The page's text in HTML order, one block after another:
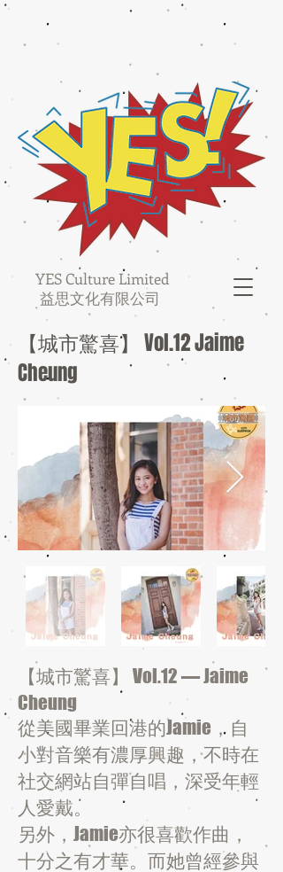
YES Culture Limited
益思文化有限公司
【城市驚喜】 Vol.12 Jaime
Cheung
【城市驚喜】 Vol.12 — Jaime
Cheung
從美國畢業回港的Jamie，自
小對音樂有濃厚興趣，不時在
社交網站自彈自唱，深受年輕
人愛戴。
另外，Jamie亦很喜歡作曲，
十分之有才華。而她曾經參與